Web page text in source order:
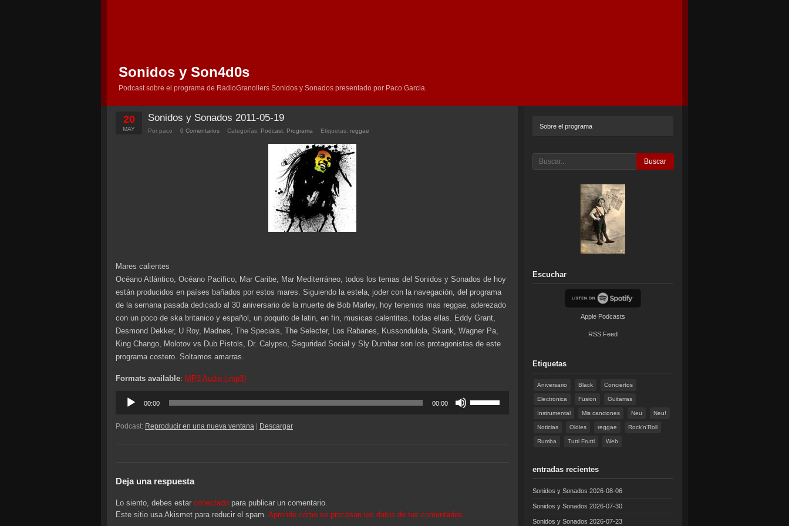
Sonidos y Son4d0s
Podcast sobre el programa de RadioGranollers Sonidos y Sonados presentado por Paco Garcia.
20
MAY
Sonidos y Sonados 2011-05-19
Por paco 0 Comentarios Categorías: Podcast Programa Etiquetas: reggae
Mares calientes
Océano Atlántico, Océano Pacifico, Mar Caribe, Mar Mediterráneo, todos los temas del Sonidos y Sonados de hoy
están producidos en países bañados por estos mares. Siguiendo la estela, joder con la navegación, del programa
de la semana pasada dedicado al 30 aniversario de la muerte de Bob Marley, hoy tenemos mas reggae, aderezado
con un poco de ska britanico y español, un poquito de latin, en fin, musicas calentitas, todas ellas. Eddy Grant,
Desmond Dekker, U Roy, Madnes, The Specials, The Selecter, Los Rabanes, Kussondulola, Skank, Wagner Pa,
King Chango, Molotov vs Dub Pistols, Dr. Calypso, Seguridad Social y Sly Dumbar son los protagonistas de este
programa costero. Soltamos amarras.
Formats available: MP3 Audio (.mp3)
Reproductor
audio
00:00 00:00
Podcast: Reproducir en una nueva ventana | Descargar
Deja una respuesta
Lo siento, debes estar conectado para publicar un comentario.
Este sitio usa Akismet para reducir el spam. Aprende cómo se procesan los datos de tus comentarios.
Sobre el programa
Buscar
Escuchar
Apple Podcasts
RSS Feed
Etiquetas
Aniversario Black Conciertos
Electronica Fusion Guitarras
Instrumental Mis canciones Neu Neu!
Noticias Oldies reggae Rock'n'Roll
Rumba Tutti Frutti Web
entradas recientes
Sonidos y Sonados 2026-08-06
Sonidos y Sonados 2026-07-30
Sonidos y Sonados 2026-07-23